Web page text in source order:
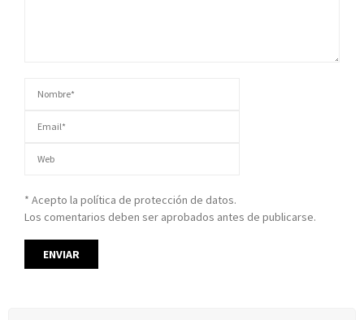
* Acepto la política de protección de datos.
Los comentarios deben ser aprobados antes de publicarse.